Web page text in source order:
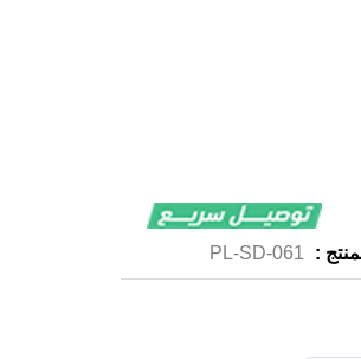
:
PL-SD-061